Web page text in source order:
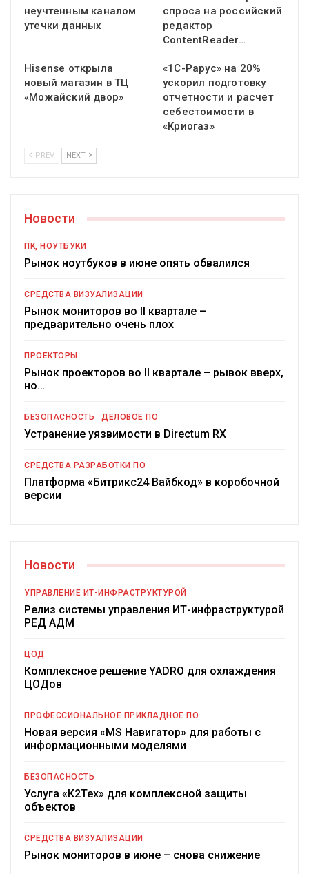
неучтенным каналом
утечки данных
спроса на российский
редактор
ContentReader…
Hisense открыла
новый магазин в ТЦ
«Можайский двор»
«1С-Рарус» на 20%
ускорил подготовку
отчетности и расчет
себестоимости в
«Криогаз»
PREV NEXT
Новости
ПК, НОУТБУКИ
Рынок ноутбуков в июне опять обвалился
СРЕДСТВА ВИЗУАЛИЗАЦИИ
Рынок мониторов во II квартале –
предварительно очень плох
ПРОЕКТОРЫ
Рынок проекторов во II квартале – рывок вверх,
но…
БЕЗОПАСНОСТЬ ДЕЛОВОЕ ПО
Устранение уязвимости в Directum RX
СРЕДСТВА РАЗРАБОТКИ ПО
Платформа «Битрикс24 Вайбкод» в коробочной
версии
Новости
УПРАВЛЕНИЕ ИТ-ИНФРАСТРУКТУРОЙ
Релиз системы управления ИТ-инфраструктурой
РЕД АДМ
ЦОД
Комплексное решение YADRO для охлаждения
ЦОДов
ПРОФЕССИОНАЛЬНОЕ ПРИКЛАДНОЕ ПО
Новая версия «MS Навигатор» для работы с
информационными моделями
БЕЗОПАСНОСТЬ
Услуга «К2Тех» для комплексной защиты
объектов
СРЕДСТВА ВИЗУАЛИЗАЦИИ
Рынок мониторов в июне – снова снижение